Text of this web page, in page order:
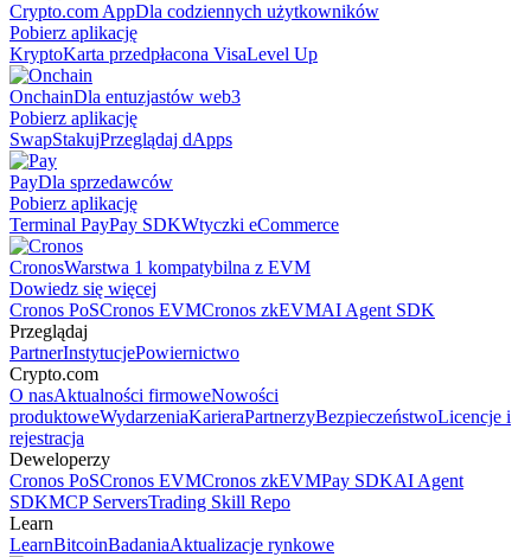
Crypto.com AppDla codziennych użytkowników
Pobierz aplikację
KryptoKarta przedpłacona VisaLevel Up
OnchainDla entuzjastów web3
Pobierz aplikację
SwapStakujPrzeglądaj dApps
PayDla sprzedawców
Pobierz aplikację
Terminal PayPay SDKWtyczki eCommerce
CronosWarstwa 1 kompatybilna z EVM
Dowiedz się więcej
Cronos PoSCronos EVMCronos zkEVMAI Agent SDK
Przeglądaj
PartnerInstytucjePowiernictwo
Crypto.com
O nasAktualności firmoweNowości
produktoweWydarzeniaKarieraPartnerzyBezpieczeństwoLicencje i
rejestracja
Deweloperzy
Cronos PoSCronos EVMCronos zkEVMPay SDKAI Agent
SDKMCP ServersTrading Skill Repo
Learn
LearnBitcoinBadaniaAktualizacje rynkowe